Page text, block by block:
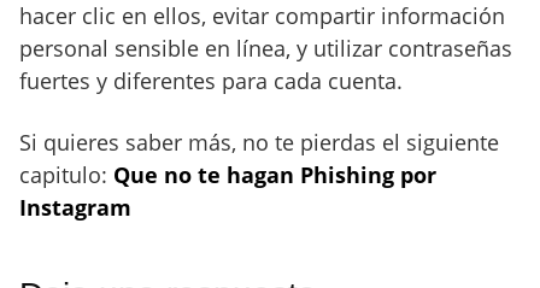
hacer clic en ellos, evitar compartir información
personal sensible en línea, y utilizar contraseñas
fuertes y diferentes para cada cuenta.
Si quieres saber más, no te pierdas el siguiente
capitulo: Que no te hagan Phishing por
Instagram